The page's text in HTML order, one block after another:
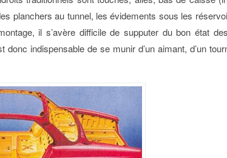
planchers au tunnel, les évidements sous les
il s’avère difficile de supputer du bon état
indispensable de se munir d’un aimant, d’un